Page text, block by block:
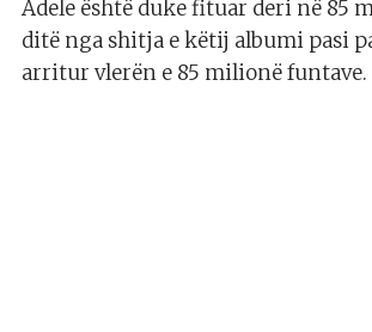
Adele është duke fituar deri në 85
ditë nga shitja e këtij albumi pasi
arritur vlerën e 85 milionë funtave.